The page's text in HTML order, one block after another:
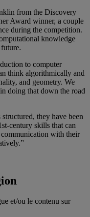
from the Discovery
Award winner, a couple
during the competition.
knowledge
to computer
think algorithmically and
and geometry. We
doing that down the road
they have been
century skills that can
with their
et/ou le contenu sur